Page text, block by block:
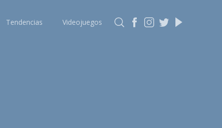
Tendencias Videojuegos